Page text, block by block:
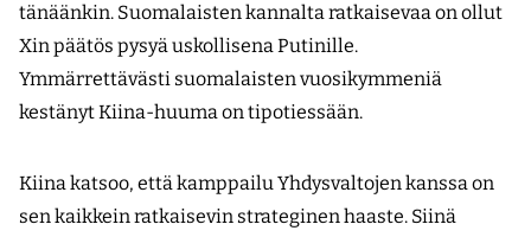
tänäänkin. Suomalaisten kannalta ratkaisevaa on ollut
Xin päätös pysyä uskollisena Putinille.
Ymmärrettävästi suomalaisten vuosikymmeniä
kestänyt Kiina-huuma on tipotiessään.
Kiina katsoo, että kamppailu Yhdysvaltojen kanssa on
sen kaikkein ratkaisevin strateginen haaste. Siinä